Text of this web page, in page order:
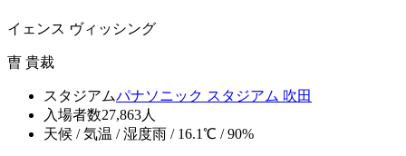
イェンス ヴィッシング
曺 貴裁
スタジアムパナソニック スタジアム 吹田
入場者数27,863人
天候 / 気温 / 湿度雨 / 16.1℃ / 90%